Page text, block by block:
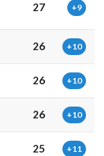
27 +9
26 +10
26 +10
26 +10
25 +11